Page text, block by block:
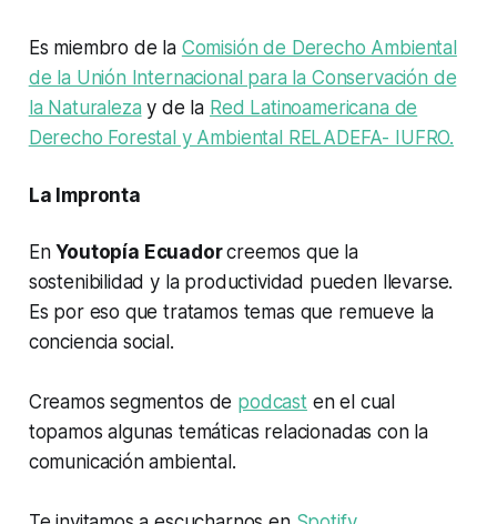
Es miembro de la Comisión de Derecho Ambiental
de la Unión Internacional para la Conservación de
la Naturaleza y de la Red Latinoamericana de
Derecho Forestal y Ambiental RELADEFA- IUFRO.
La Impronta
EnYoutopía Ecuadorcreemos que la
sostenibilidad y la productividad pueden llevarse.
Es por eso que tratamos temas que remueve la
conciencia social.
Creamos segmentos de podcasten el cual
topamos algunas temáticas relacionadas con la
comunicación ambiental.